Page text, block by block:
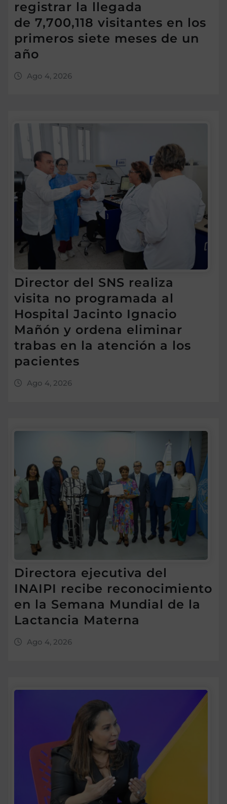
registrar la llegada
de 7,700,118 visitantes en los
primeros siete meses de un
año
Ago 4, 2026
Director del SNS realiza
visita no programada al
Hospital Jacinto Ignacio
Mañón y ordena eliminar
trabas en la atención a los
pacientes
Ago 4, 2026
Directora ejecutiva del
INAIPI recibe reconocimiento
en la Semana Mundial de la
Lactancia Materna
Ago 4, 2026